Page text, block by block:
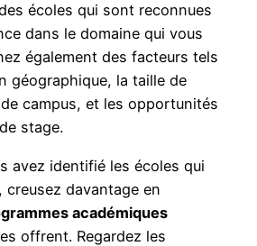
écoles qui sont reconnues
dans le domaine qui vous
également des facteurs tels
géographique, la taille de
de campus, et les opportunités
stage.
avez identifié les écoles qui
davantage en
académiques
offrent. Regardez les